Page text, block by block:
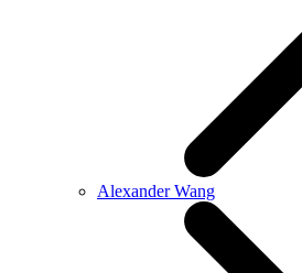
Alexander Wang